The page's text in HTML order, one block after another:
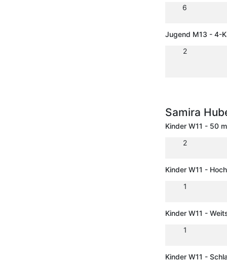
6
Jugend M13 - 4-
2
Samira
Kinder W11 - 50 m
2
Kinder W11 -
1
Kinder W11 -
1
Kinder W11 -